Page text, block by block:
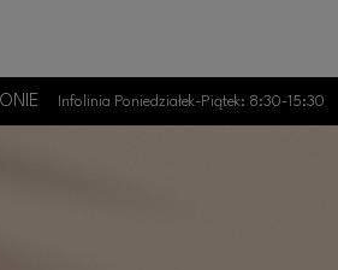
Infolinia Poniedziałek-Piątek: 8:30-15:30